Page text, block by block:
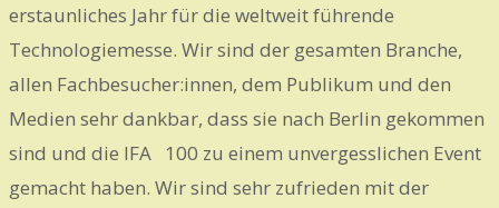
erstaunliches Jahr für die weltweit führende
Technologiemesse. Wir sind der gesamten Branche,
allen Fachbesucher:innen, dem Publikum und den
Medien sehr dankbar, dass sie nach Berlin gekommen
sind und die IFA 100 zu einem unvergesslichen Event
gemacht haben. Wir sind sehr zufrieden mit der